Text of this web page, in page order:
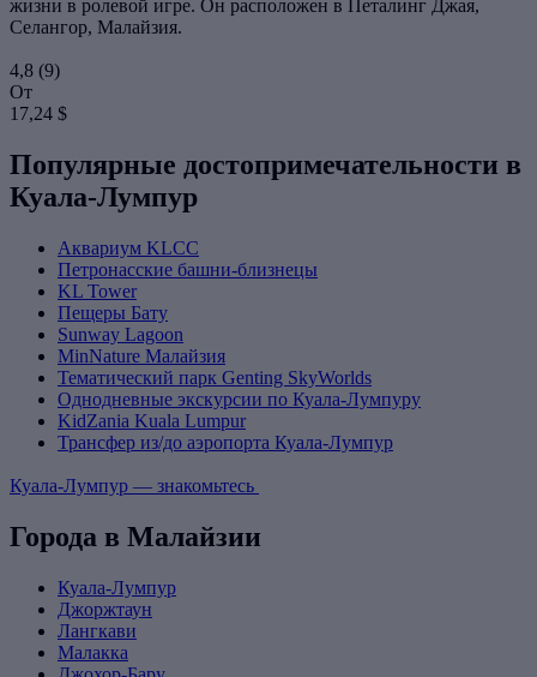
жизни в ролевой игре. Он расположен в Петалинг Джая,
Селангор, Малайзия.
4,8 (9)
От
17,24 $
Популярные достопримечательности в
Куала-Лумпур
Аквариум KLCC
Петронасские башни-близнецы
KL Tower
Пещеры Бату
Sunway Lagoon
MinNature Малайзия
Тематический парк Genting SkyWorlds
Однодневные экскурсии по Куала-Лумпуру
KidZania Kuala Lumpur
Трансфер из/до аэропорта Куала-Лумпур
Куала-Лумпур — знакомьтесь
Города в Малайзии
Куала-Лумпур
Джоржтаун
Лангкави
Малакка